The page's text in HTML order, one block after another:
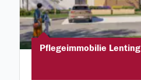
Pflegeimmobilie Lenting